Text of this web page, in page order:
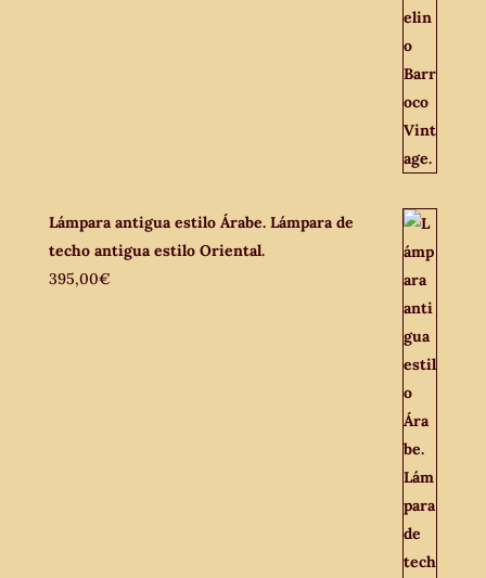
Lámpara antigua estilo Árabe. Lámpara de
techo antigua estilo Oriental.
395,00€